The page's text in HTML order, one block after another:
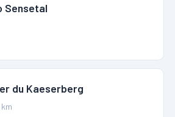
Sensetal
du Kaeserberg
km